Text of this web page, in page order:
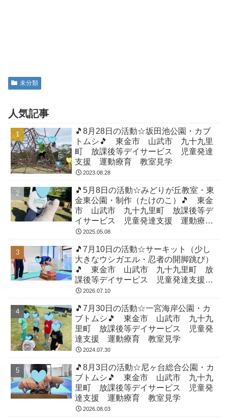
未分類
人気記事
🎵8月28日の活動☆坂田池公園・カブ
トムシ🎵 東金市 山武市 九十九里
町 放課後等デイサービス 児童発達
支援 運動療育 教室見学
2023.08.28
🎵5月8日の活動☆みどりが丘教室・東
金東公園・制作（たけのこ）🎵 東金
市 山武市 九十九里町 放課後等デ
イサービス 児童発達支援 運動療
育 教室見学
2025.05.08
🎵7月10日の活動☆サーキット（少し
大きなウシガエル・忍者の開脚跳び）
🎵 東金市 山武市 九十九里町 放
課後等デイサービス 児童発達支援
運動療育 教室見学
2026.07.10
🎵7月30日の活動☆一宮海岸公園・カ
ブトムシ🎵 東金市 山武市 九十九
里町 放課後等デイサービス 児童発
達支援 運動療育 教室見学
2024.07.30
🎵8月3日の活動☆尼ヶ台総合公園・カ
ブトムシ🎵 東金市 山武市 九十九
里町 放課後等デイサービス 児童発
達支援 運動療育 教室見学
2026.08.03